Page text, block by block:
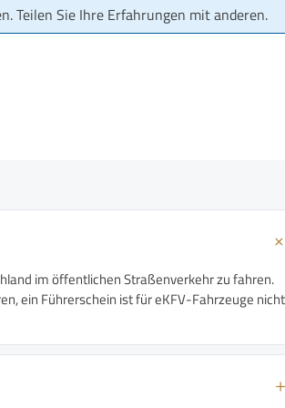
Teilen Sie Ihre Erfahrungen mit anderen.
im öffentlichen Straßenverkehr zu fahren.
ein Führerschein ist für eKFV-Fahrzeuge nicht